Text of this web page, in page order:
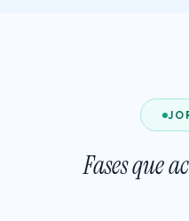
Fases que